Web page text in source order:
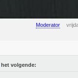
Moderator
het volgende: